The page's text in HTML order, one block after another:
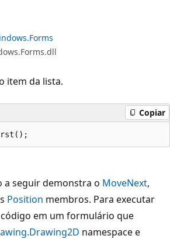
item da lista.
Copiar
a seguir demonstra o MoveNext,
Position membros. Para executar
em um formulário que
namespace e